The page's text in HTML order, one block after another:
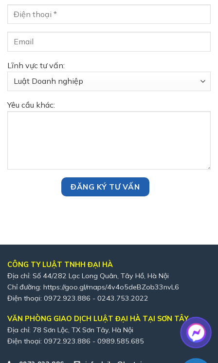
Lĩnh vực tư vấn:
Yêu cầu khác:
CÔNG TY LUẬT TNHH ĐẠI HÀ
Địa chỉ: Số 44/282 Lạc Long Quân, Tây Hồ, Hà Nội
Chỉ đường: https://goo.gl/maps/4v4o5deBZob33nvL6
Điện thoại: 0972.923.886 - 0243.753.2022
VĂN PHÒNG GIAO DỊCH LUẬT ĐẠI HÀ TẠI SƠN TÂY
Địa chỉ: 78 Sơn Lộc, TX Sơn Tây, Hà Nội
Điện thoại: 0972.923.886 - 0989.585.685